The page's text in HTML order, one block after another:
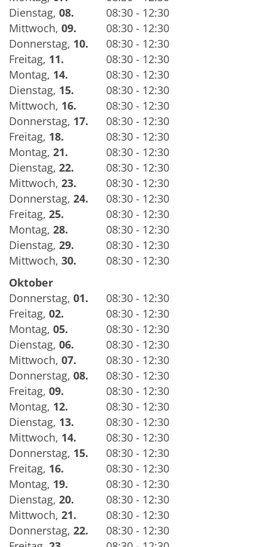
Dienstag, 08.
08:30 - 12:30
Mittwoch, 09.
08:30 - 12:30
Donnerstag, 10.
08:30 - 12:30
Freitag, 11.
08:30 - 12:30
Montag, 14.
08:30 - 12:30
Dienstag, 15.
08:30 - 12:30
Mittwoch, 16.
08:30 - 12:30
Donnerstag, 17.
08:30 - 12:30
Freitag, 18.
08:30 - 12:30
Montag, 21.
08:30 - 12:30
Dienstag, 22.
08:30 - 12:30
Mittwoch, 23.
08:30 - 12:30
Donnerstag, 24.
08:30 - 12:30
Freitag, 25.
08:30 - 12:30
Montag, 28.
08:30 - 12:30
Dienstag, 29.
08:30 - 12:30
Mittwoch, 30.
08:30 - 12:30
Oktober
Donnerstag, 01.
08:30 - 12:30
Freitag, 02.
08:30 - 12:30
Montag, 05.
08:30 - 12:30
Dienstag, 06.
08:30 - 12:30
Mittwoch, 07.
08:30 - 12:30
Donnerstag, 08.
08:30 - 12:30
Freitag, 09.
08:30 - 12:30
Montag, 12.
08:30 - 12:30
Dienstag, 13.
08:30 - 12:30
Mittwoch, 14.
08:30 - 12:30
Donnerstag, 15.
08:30 - 12:30
Freitag, 16.
08:30 - 12:30
Montag, 19.
08:30 - 12:30
Dienstag, 20.
08:30 - 12:30
Mittwoch, 21.
08:30 - 12:30
Donnerstag, 22.
08:30 - 12:30